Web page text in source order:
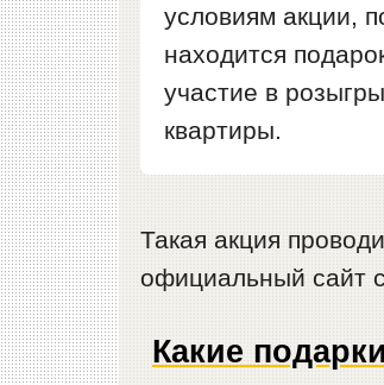
условиям акции,
находится
участие в
квартиры.
Такая акция
официальный сайт
Какие